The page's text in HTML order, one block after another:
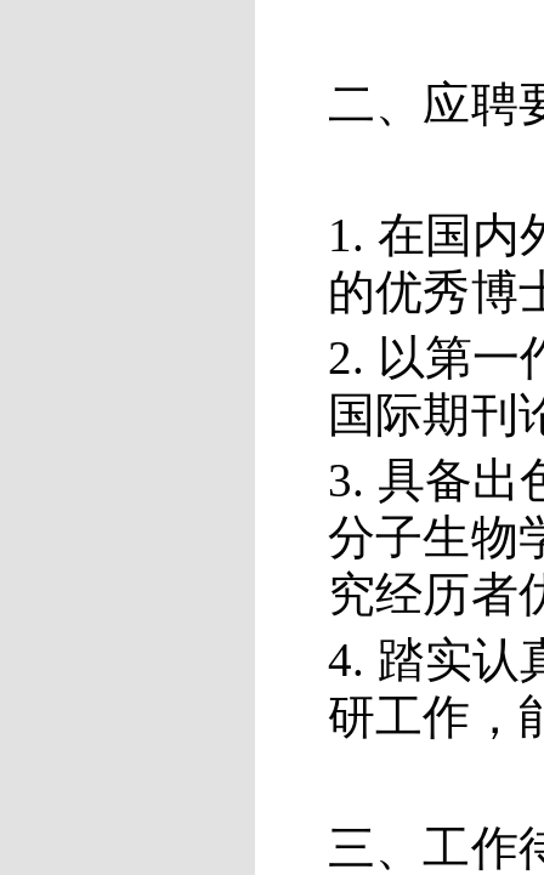
二、应聘
1. 在国内
的优秀博
2. 以第一
国际期刊
3. 具备出
分子生物
究经历者
4. 踏实认
研工作，
三、工作